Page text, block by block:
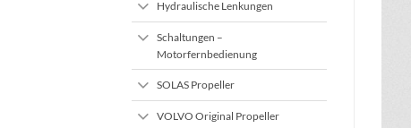
Hydraulische Lenkungen
Schaltungen –
Motorfernbedienung
SOLAS Propeller
VOLVO Original Propeller